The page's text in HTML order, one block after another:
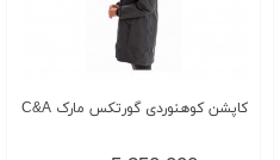
کاپشن کوهنوردی گورتکس مارک C&A